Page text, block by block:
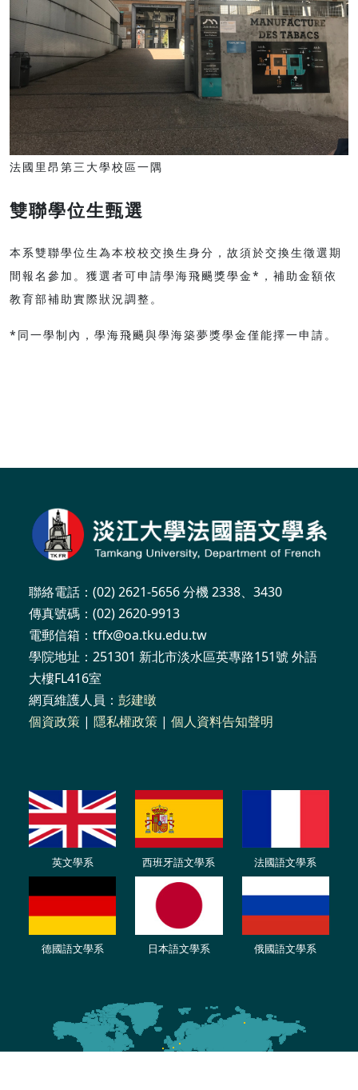
法國里昂第三大學校區一隅
雙聯學位生甄選
本系雙聯學位生為本校校交換生身分，故須於交換生徵選期
間報名參加。獲選者可申請學海飛颺獎學金*，補助金額依
教育部補助實際狀況調整。
*同一學制內，學海飛颺與學海築夢獎學金僅能擇一申請。
聯絡電話：(02) 2621-5656 分機 2338、3430
傳真號碼：(02) 2620-9913
電郵信箱：tffx@oa.tku.edu.tw
學院地址：251301 新北市淡水區英專路151號 外語
大樓FL416室
網頁維護人員： 彭建暾
個資政策 | 隱私權政策 | 個人資料告知聲明
英文學系 西班牙語文學系 法國語文學系
德國語文學系 日本語文學系 俄國語文學系